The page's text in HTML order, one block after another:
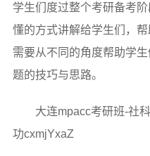
学生们度过整个考研备考
懂的方式讲解给学生们，
需要从不同的角度帮助学
题的技巧与思路。
大连mpacc考研班-社
功cxmjYxaZ